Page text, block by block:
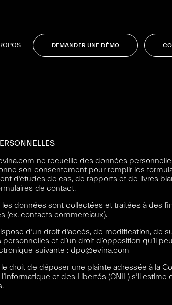
DEMANDER UNE DÉMO
ne recueille des données
son consentement pour remplir les
d’études de cas, de rapports et de livres
de contact.
les données sont collectées et traitées à des
(ex. contacts commerciaux).
d’un droit d’accès, de modification, de
et d’un droit d’opposition qu’il
suivante : dpo@evina.com
le droit de déposer une plainte adressée à la
et des Libertés (CNIL) s’il estime